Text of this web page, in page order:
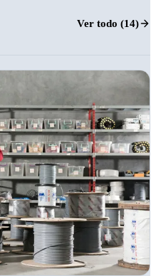
Ver todo (14)